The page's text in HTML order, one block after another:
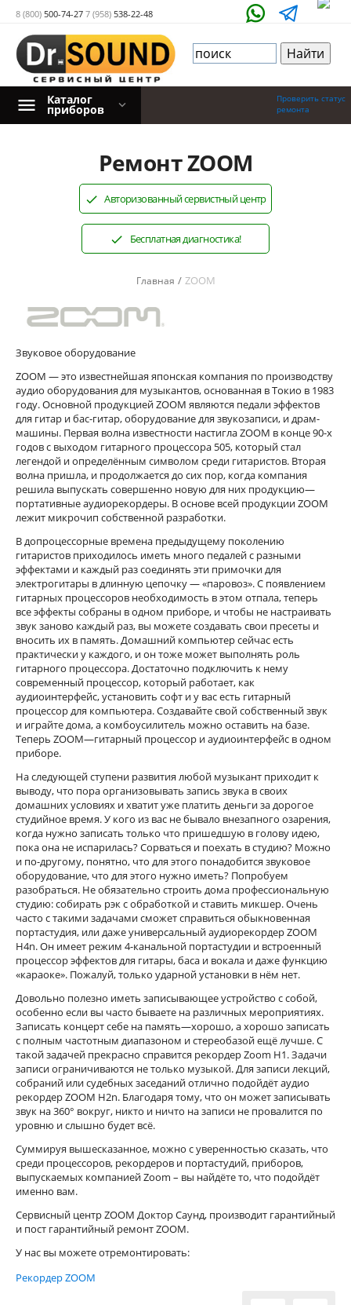
8 (800) 500-74-27 7 (958) 538-22-48
Проверить статус
ремонта
Каталог
приборов
Ремонт ZOOM
Авторизованный сервистный центр
Бесплатная диагностика!
Главная / ZOOM
Звуковое оборудование
ZOOM — это известнейшая японская компания по производству
аудио оборудования для музыкантов, основанная в Токио в 1983
году. Основной продукцией ZOOM являются педали эффектов
для гитар и бас-гитар, оборудование для звукозаписи, и драм-
машины. Первая волна известности настигла ZOOM в конце 90-х
годов с выходом гитарного процессора 505, который стал
легендой и определённым символом среди гитаристов. Вторая
волна пришла, и продолжается до сих пор, когда компания
решила выпускать совершенно новую для них продукцию—
портативные аудиорекордеры. В основе всей продукции ZOOM
лежит микрочип собственной разработки.
В допроцессорные времена предыдущему поколению
гитаристов приходилось иметь много педалей с разными
эффектами и каждый раз соединять эти примочки для
электрогитары в длинную цепочку — «паровоз». С появлением
гитарных процессоров необходимость в этом отпала, теперь
все эффекты собраны в одном приборе, и чтобы не настраивать
звук заново каждый раз, вы можете создавать свои пресеты и
вносить их в память. Домашний компьютер сейчас есть
практически у каждого, и он тоже может выполнять роль
гитарного процессора. Достаточно подключить к нему
современный процессор, который работает, как
аудиоинтерфейс, установить софт и у вас есть гитарный
процессор для компьютера. Создавайте свой собственный звук
и играйте дома, а комбоусилитель можно оставить на базе.
Теперь ZOOM—гитарный процессор и аудиоинтерфейс в одном
приборе.
На следующей ступени развития любой музыкант приходит к
выводу, что пора организовывать запись звука в своих
домашних условиях и хватит уже платить деньги за дорогое
студийное время. У кого из вас не бывало внезапного озарения,
когда нужно записать только что пришедшую в голову идею,
пока она не испарилась? Сорваться и поехать в студию? Можно
и по-другому, понятно, что для этого понадобится звуковое
оборудование, что для этого нужно иметь? Попробуем
разобраться. Не обязательно строить дома профессиональную
студию: собирать рэк с обработкой и ставить микшер. Очень
часто с такими задачами сможет справиться обыкновенная
портастудия, или даже универсальный аудиорекордер ZOOM
H4n. Он имеет режим 4-канальной портастудии и встроенный
процессор эффектов для гитары, баса и вокала и даже функцию
«караоке». Пожалуй, только ударной установки в нём нет.
Довольно полезно иметь записывающее устройство с собой,
особенно если вы часто бываете на различных мероприятиях.
Записать концерт себе на память—хорошо, а хорошо записать
с полным частотным диапазоном и стереобазой ещё лучше. С
такой задачей прекрасно справится рекордер Zoom H1. Задачи
записи ограничиваются не только музыкой. Для записи лекций,
собраний или судебных заседаний отлично подойдёт аудио
рекордер ZOOM H2n. Благодаря тому, что он может записывать
звук на 360° вокруг, никто и ничто на записи не провалится по
уровню и слышно будет всё.
Суммируя вышесказанное, можно с уверенностью сказать, что
среди процессоров, рекордеров и портастудий, приборов,
выпускаемых компанией Zoom – вы найдёте то, что подойдёт
именно вам.
Сервисный центр ZOOM Доктор Саунд, производит гарантийный
и пост гарантийный ремонт ZOOM.
У нас вы можете отремонтировать:
Рекордер ZOOM